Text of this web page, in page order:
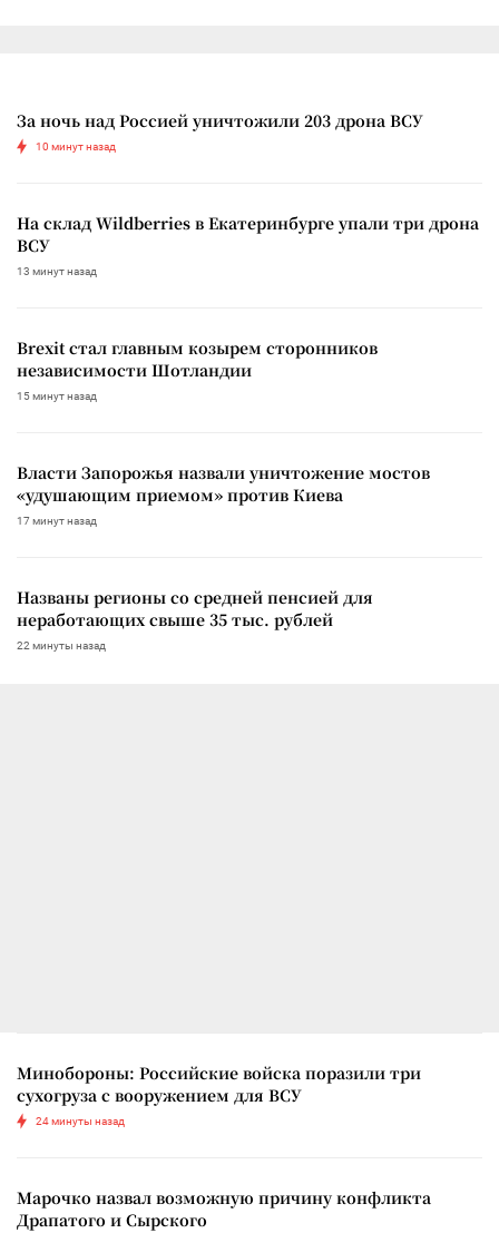
За ночь над Россией уничтожили 203 дрона ВСУ
10 минут назад
На склад Wildberries в Екатеринбурге упали три дрона
ВСУ
13 минут назад
Brexit стал главным козырем сторонников
независимости Шотландии
15 минут назад
Власти Запорожья назвали уничтожение мостов
«удушающим приемом» против Киева
17 минут назад
Названы регионы со средней пенсией для
неработающих свыше 35 тыс. рублей
22 минуты назад
Минобороны: Российские войска поразили три
сухогруза с вооружением для ВСУ
24 минуты назад
Марочко назвал возможную причину конфликта
Драпатого и Сырского